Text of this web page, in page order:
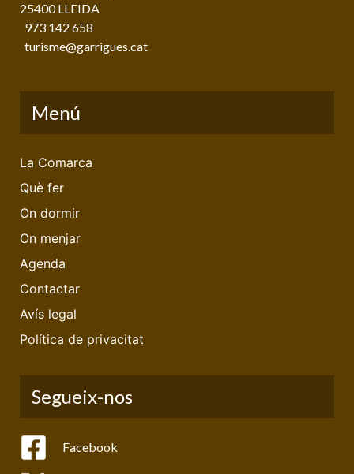
25400 LLEIDA
973 142 658
turisme@garrigues.cat
Menú
La Comarca
Què fer
On dormir
On menjar
Agenda
Contactar
Avís legal
Política de privacitat
Segueix-nos
Facebook